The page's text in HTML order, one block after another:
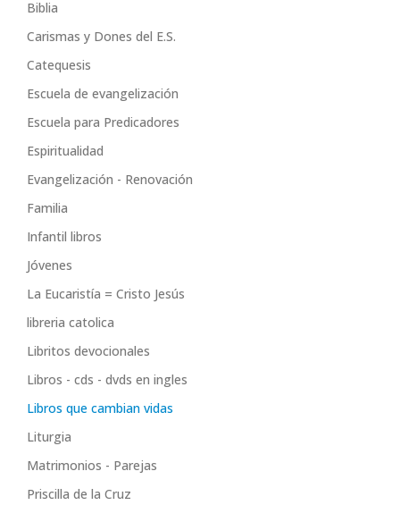
Biblia
Carismas y Dones del E.S.
Catequesis
Escuela de evangelización
Escuela para Predicadores
Espiritualidad
Evangelización - Renovación
Familia
Infantil libros
Jóvenes
La Eucaristía = Cristo Jesús
libreria catolica
Libritos devocionales
Libros - cds - dvds en ingles
Libros que cambian vidas
Liturgia
Matrimonios - Parejas
Priscilla de la Cruz